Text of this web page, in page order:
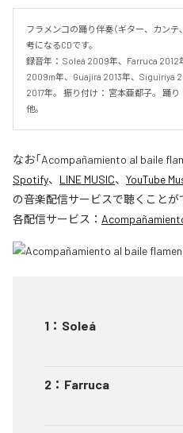
フラメンコの踊り伴奏（ギター、カン
考になるCDです。
録音年： Soleá 2009年、Farruca 2012
2009m年、Guajira 2013年、Siguiriya
2017年。 振り付け： 宮本亜都子。 踊り
他。
なお「Acompañamiento al baile
Spotify、 LINE MUSIC、 YouTube
の音楽配信サービスで聴くことが
各配信サービス：
1 ： Soleá
2 ： Farruca